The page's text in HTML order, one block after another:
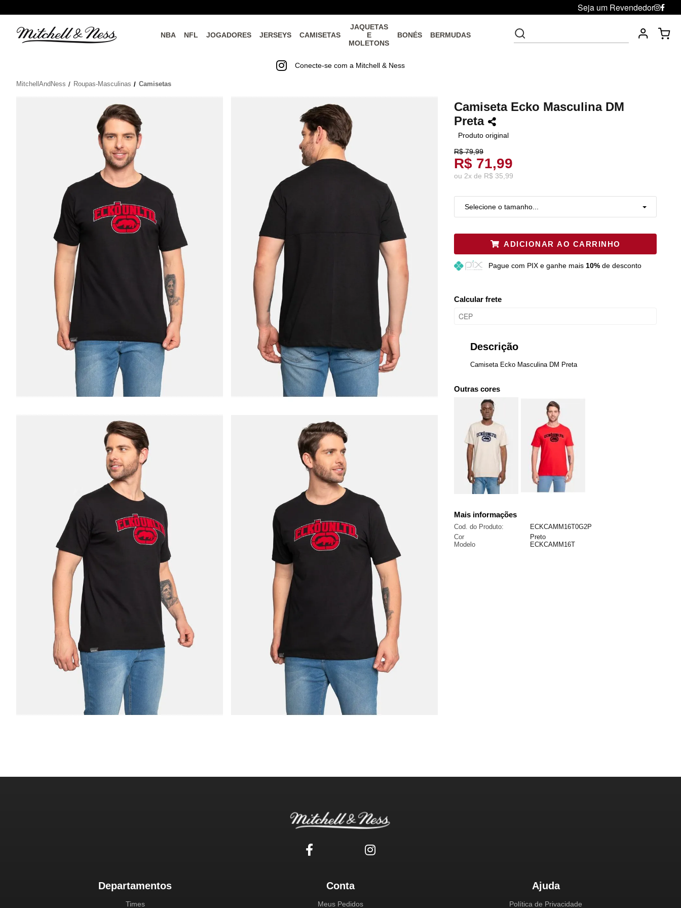
Seja um Revendedor
NBA NFL JOGADORES JERSEYS CAMISETAS
JAQUETAS
E
MOLETONS
BONÉS BERMUDAS
Conecte-se com a Mitchell & Ness
MitchellAndNess Roupas-Masculinas Camisetas
Camiseta Ecko Masculina DM
Preta
Produto original
R$ 79,99
R$ 71,99
ou 2x de R$ 35,99
Selecione o tamanho...
Resta 1 item
G Esgotado
ADICIONAR AO CARRINHO
Pague com PIX e ganhe mais 10%de desconto
Calcular frete
Descrição
Camiseta Ecko Masculina DM Preta
Outras cores
Mais informações
Cod. do Produto:
ECKCAMM16T0G2P
Cor
Preto
Modelo
ECKCAMM16T
Departamentos
Times
Conta
Meus Pedidos
Ajuda
Política de Privacidade